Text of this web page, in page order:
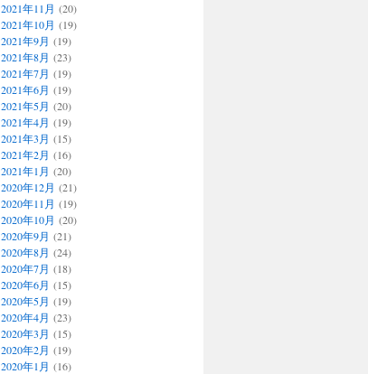
2021年11月 (20)
2021年10月 (19)
2021年9月 (19)
2021年8月 (23)
2021年7月 (19)
2021年6月 (19)
2021年5月 (20)
2021年4月 (19)
2021年3月 (15)
2021年2月 (16)
2021年1月 (20)
2020年12月 (21)
2020年11月 (19)
2020年10月 (20)
2020年9月 (21)
2020年8月 (24)
2020年7月 (18)
2020年6月 (15)
2020年5月 (19)
2020年4月 (23)
2020年3月 (15)
2020年2月 (19)
2020年1月 (16)